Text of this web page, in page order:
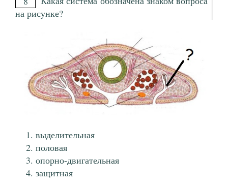
на рисунке?
выделительная
половая
опорно-двигательная
защитная